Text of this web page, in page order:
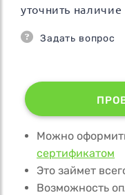
уточнить наличие
Задать вопрос
Можно
сертификатом
Это займет
Возможность